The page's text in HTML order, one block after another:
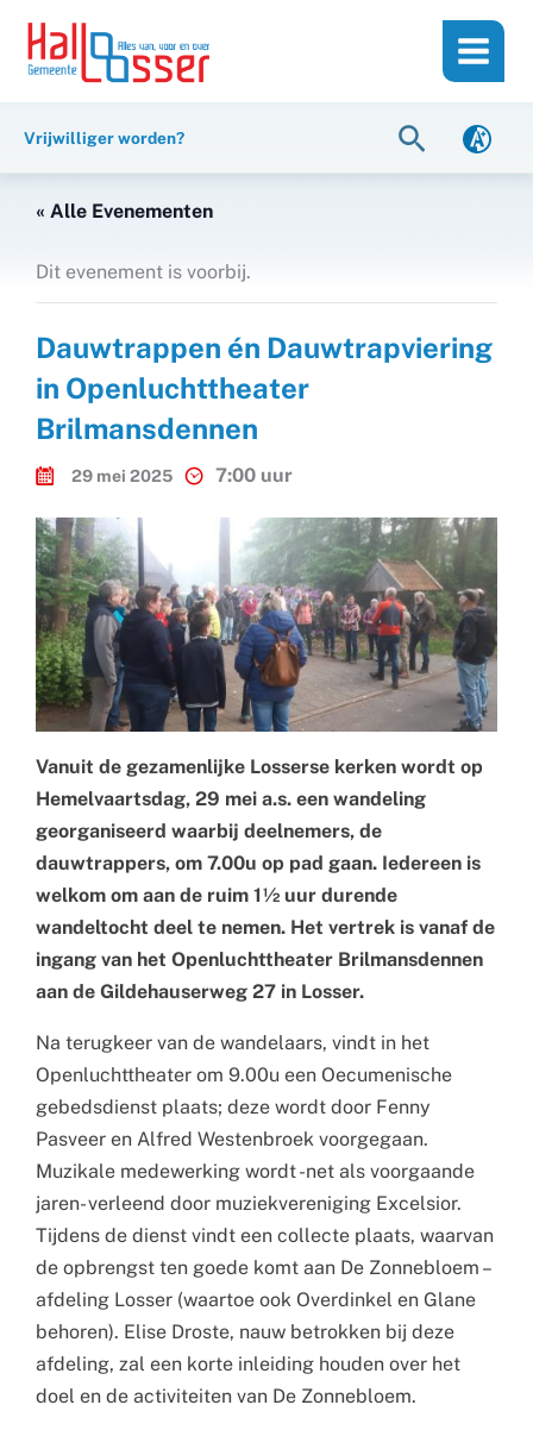
inhoud
naar
Vrijwilliger worden? Zoeken
« Alle Evenementen
Dit evenement is voorbij.
Dauwtrappen én Dauwtrapviering
in Openluchttheater
Brilmansdennen
29 mei 2025 7:00 uur
Vanuit de gezamenlijke Losserse kerken wordt op
Hemelvaartsdag, 29 mei a.s. een wandeling
georganiseerd waarbij deelnemers, de
dauwtrappers, om 7.00u op pad gaan. Iedereen is
welkom om aan de ruim 1½ uur durende
wandeltocht deel te nemen. Het vertrek is vanaf de
ingang van het Openluchttheater Brilmansdennen
aan de Gildehauserweg 27 in Losser.
Na terugkeer van de wandelaars, vindt in het
Openluchttheater om 9.00u een Oecumenische
gebedsdienst plaats; deze wordt door Fenny
Pasveer en Alfred Westenbroek voorgegaan.
Muzikale medewerking wordt -net als voorgaande
jaren- verleend door muziekvereniging Excelsior.
Tijdens de dienst vindt een collecte plaats, waarvan
de opbrengst ten goede komt aan De Zonnebloem –
afdeling Losser (waartoe ook Overdinkel en Glane
behoren). Elise Droste, nauw betrokken bij deze
afdeling, zal een korte inleiding houden over het
doel en de activiteiten van De Zonnebloem.